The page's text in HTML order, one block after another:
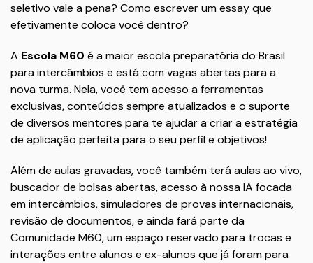
seletivo vale a pena? Como escrever um essay que
efetivamente coloca você dentro?
A Escola M60 é a maior escola preparatória do Brasil
para intercâmbios e está com vagas abertas para a
nova turma. Nela, você tem acesso a ferramentas
exclusivas, conteúdos sempre atualizados e o suporte
de diversos mentores para te ajudar a criar a estratégia
de aplicação perfeita para o seu perfil e objetivos!
Além de aulas gravadas, você também terá aulas ao vivo,
buscador de bolsas abertas, acesso à nossa IA focada
em intercâmbios, simuladores de provas internacionais,
revisão de documentos, e ainda fará parte da
Comunidade M60, um espaço reservado para trocas e
interações entre alunos e ex-alunos que já foram para